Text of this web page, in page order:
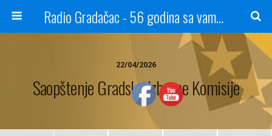
Radio Gradačac - 56 godina sa vama...
22/04/2026
Saopštenje Gradske Izborne Komisije